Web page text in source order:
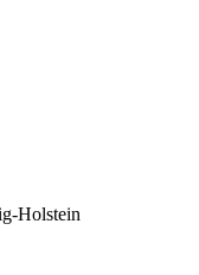
Holstein